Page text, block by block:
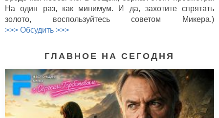
Хэтфилды и МакКои*
На один раз, как минимум. И да, захотите спрятать
золото, воспользуйтесь советом Микера.)
>>> Обсудить >>>
ГЛАВНОЕ НА СЕГОДНЯ